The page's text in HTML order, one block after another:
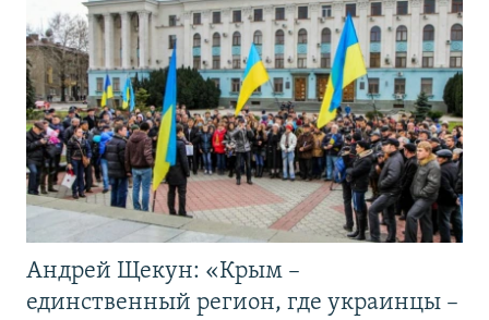
Андрей Щекун: «Крым –
единственный регион, где украинцы –